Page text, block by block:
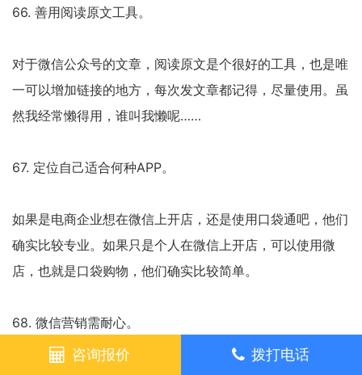
66. 善用阅读原文工具。
对于微信公众号的文章，阅读原文是个很好的工具，也是唯
一可以增加链接的地方，每次发文章都记得，尽量使用。虽
然我经常懒得用，谁叫我懒呢……
67. 定位自己适合何种APP。
如果是电商企业想在微信上开店，还是使用口袋通吧，他们
确实比较专业。如果只是个人在微信上开店，可以使用微
店，也就是口袋购物，他们确实比较简单。
68. 微信营销需耐心。
咨询报价 拨打电话